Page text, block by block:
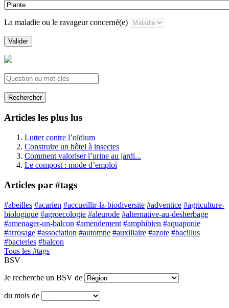
La maladie ou le ravageur concerné(e)
Valider
Rechercher
Articles les plus lus
Lutter contre l’oïdium
Construire un hôtel à insectes
Comment valoriser l’urine au jardi...
Le compost : mode d’emploi
Articles par #tags
#abeilles #acarien #accueillir-la-biodiversite #adventice #agriculture-
biologique #agroecologie #aleurode #alternative-au-desherbage
#amenager-un-balcon #amendement #amphibien #aquaponie
#arrosage #association #automne #auxiliaire #azote #bacillus
#bacteries #balcon
Tous les #tags
BSV
Je recherche un BSV de
du mois de